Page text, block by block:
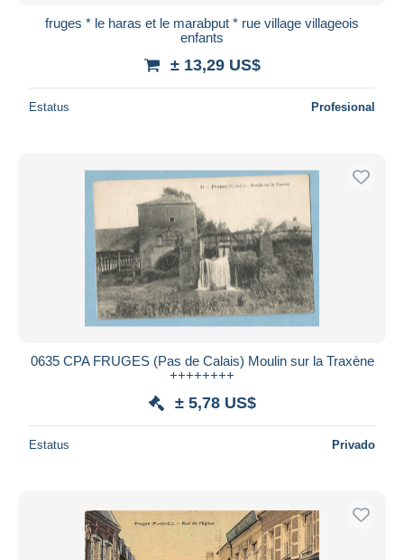
fruges * le haras et le marabput * rue village villageois
enfants
± 13,29 US$
Estatus Profesional
0635 CPA FRUGES (Pas de Calais) Moulin sur la Traxène
++++++++
± 5,78 US$
Estatus Privado